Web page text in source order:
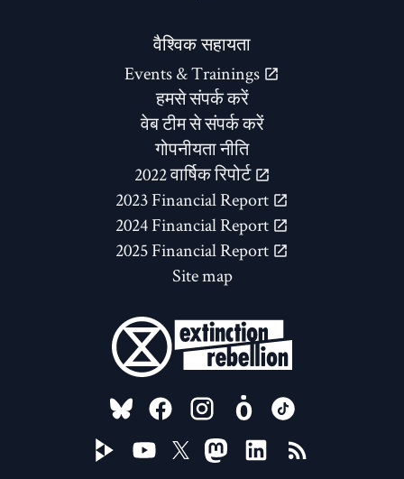
वैश्विक सहायता
Events & Trainings
हमसे संपर्क करें
वेब टीम से संपर्क करें
गोपनीयता नीति
2022 वार्षिक रिपोर्ट
2023 Financial Report
2024 Financial Report
2025 Financial Report
Site map
FOLLOW US ON